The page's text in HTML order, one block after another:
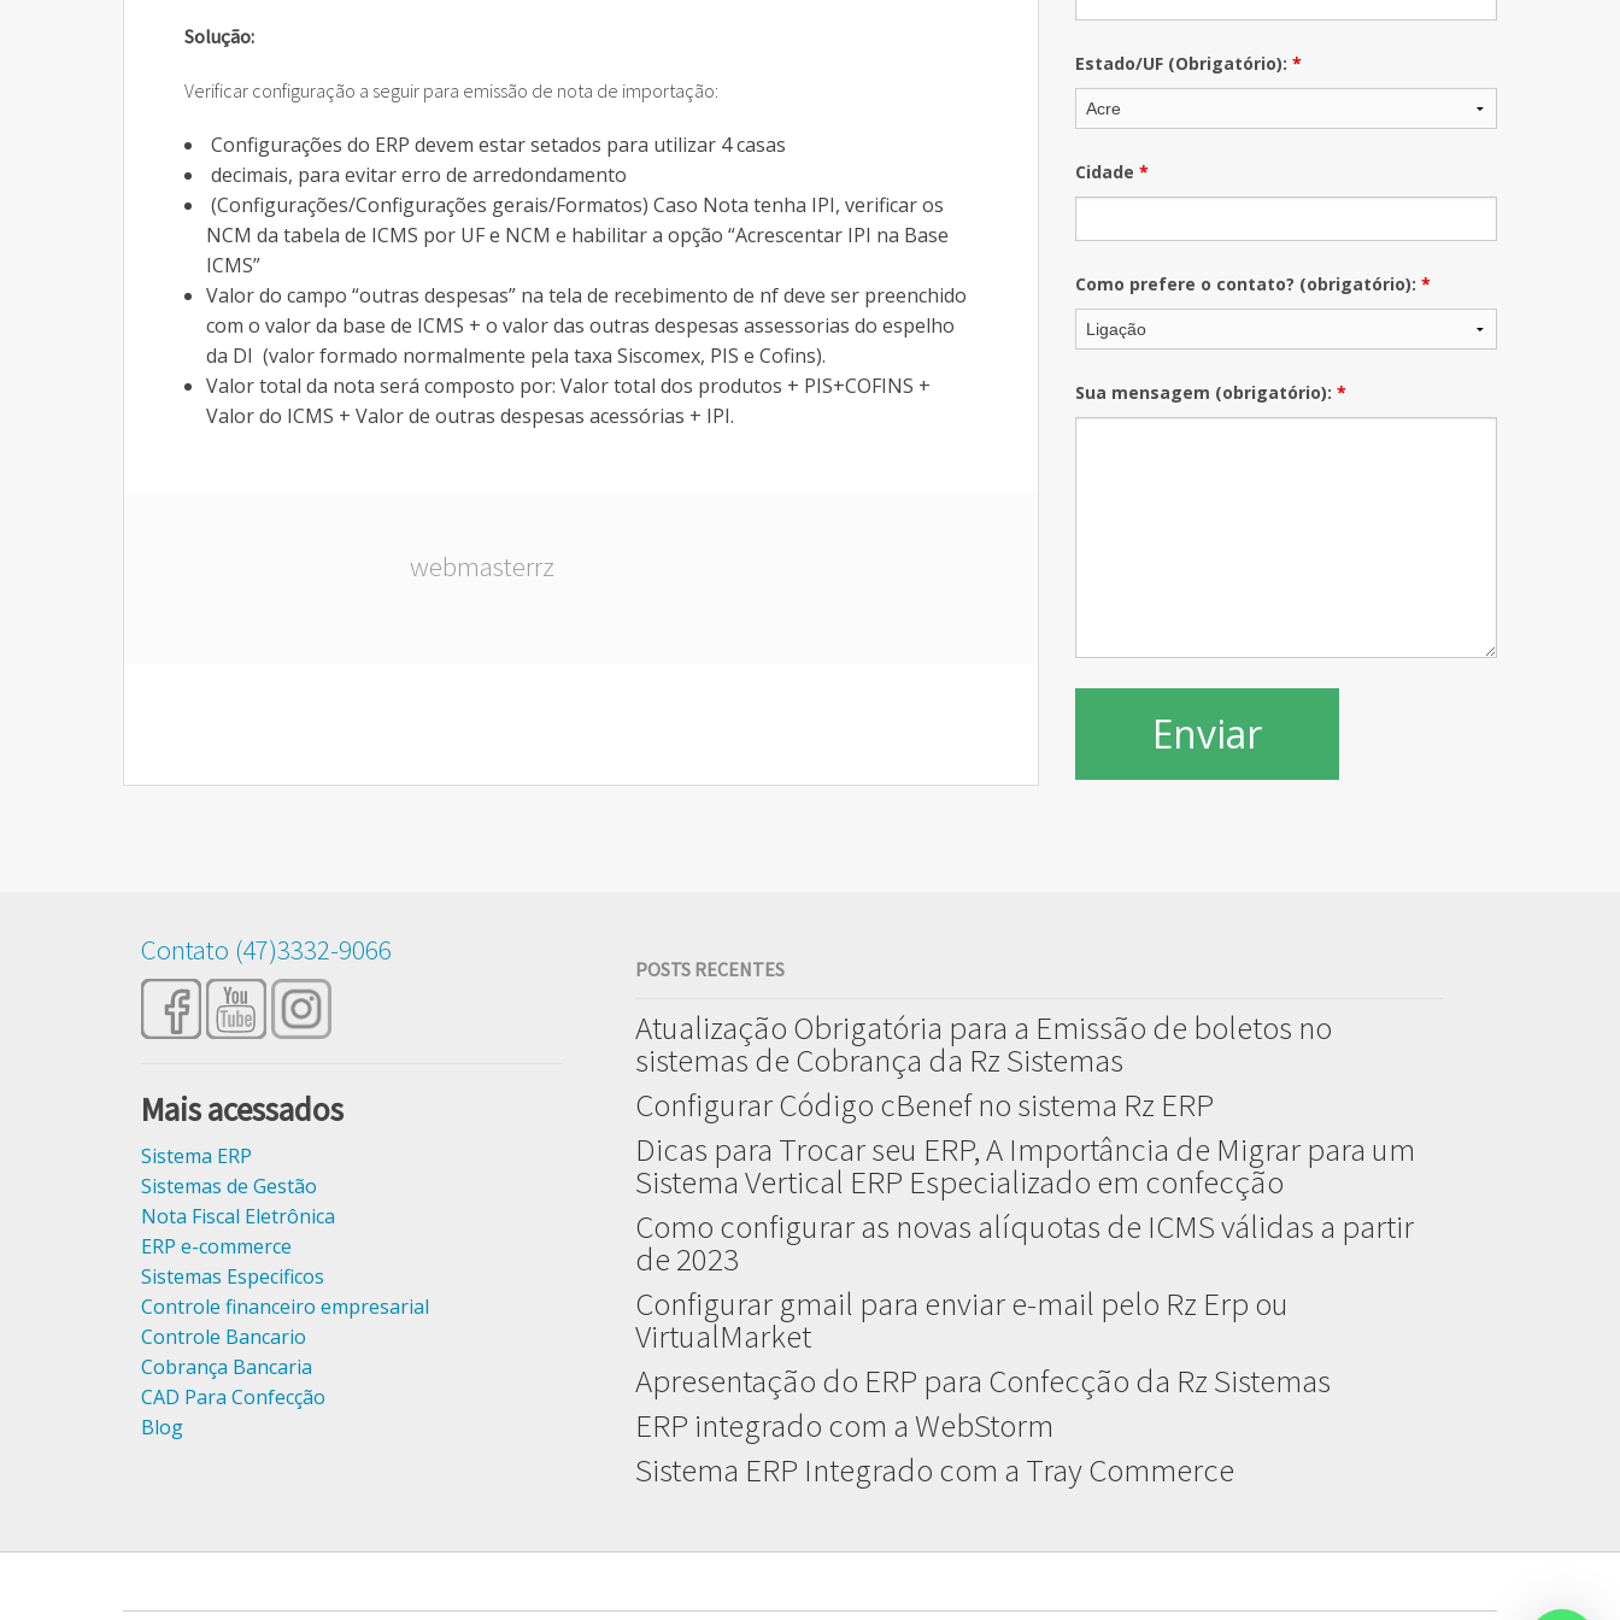
Cobrança Caixa
Cobrança Bancaria Bradesco
Rz GeoReport
Rz PreVenda
Rz Sinc Lojas
Rz Têxtil Jet
Usadas
HP Designjet 510
Encaixe de tecido
Digitalização de Moldes por foto
Rz Moldes
Rz Encaixe
Rz DigiFoto
Moldes a Venda
Solução:
Verificar configuração a seguir para emissão de nota de importação:
Configurações do ERP devem estar setados para utilizar 4 casas
decimais, para evitar erro de arredondamento
(Configurações/Configurações gerais/Formatos) Caso Nota tenha IPI, verificar os
NCM da tabela de ICMS por UF e NCM e habilitar a opção “Acrescentar IPI na Base
ICMS”
Valor do campo “outras despesas” na tela de recebimento de nf deve ser preenchido
com o valor da base de ICMS + o valor das outras despesas assessorias do espelho
da DI (valor formado normalmente pela taxa Siscomex, PIS e Cofins).
Valor total da nota será composto por: Valor total dos produtos + PIS+COFINS +
Valor do ICMS + Valor de outras despesas acessórias + IPI.
webmasterrz
Estado/UF (Obrigatório):*
Cidade*
Como prefere o contato? (obrigatório):*
Sua mensagem (obrigatório):*
Contato (47)3332-9066
Mais acessados
Sistema ERP
Sistemas de Gestão
Nota Fiscal Eletrônica
ERP e-commerce
Sistemas Especificos
Controle financeiro empresarial
Controle Bancario
Cobrança Bancaria
CAD Para Confecção
Blog
POSTS RECENTES
Atualização Obrigatória para a Emissão de boletos no
sistemas de Cobrança da Rz Sistemas
Configurar Código cBenef no sistema Rz ERP
Dicas para Trocar seu ERP, A Importância de Migrar para um
Sistema Vertical ERP Especializado em confecção
Como configurar as novas alíquotas de ICMS válidas a partir
de 2023
Configurar gmail para enviar e-mail pelo Rz Erp ou
VirtualMarket
Apresentação do ERP para Confecção da Rz Sistemas
ERP integrado com a WebStorm
Sistema ERP Integrado com a Tray Commerce